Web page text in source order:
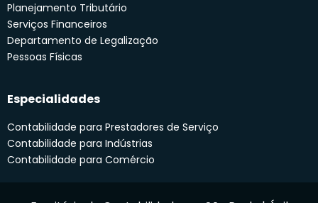
Planejamento Tributário
Serviços Financeiros
Departamento de Legalização
Pessoas Físicas
Especialidades
Contabilidade para Prestadores de Serviço
Contabilidade para Indústrias
Contabilidade para Comércio